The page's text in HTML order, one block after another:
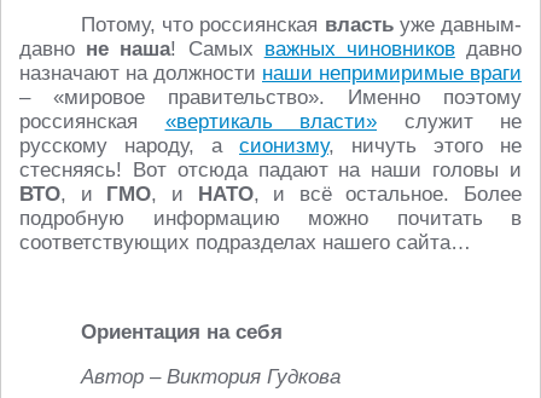
Потому, что россиянская властьуже давным-
давно не наша! Самых важных чиновниковдавно
назначают на должности наши непримиримые враги
– «мировое правительство». Именно поэтому
россиянская «вертикаль власти» служит не
русскому народу, а сионизму, ничуть этого не
стесняясь! Вот отсюда падают на наши головы и
ВТО, и ГМО, и НАТО, и всё остальное. Более
подробную информацию можно почитать в
соответствующих подразделах нашего сайта…
Ориентация на себя
Автор – Виктория Гудкова